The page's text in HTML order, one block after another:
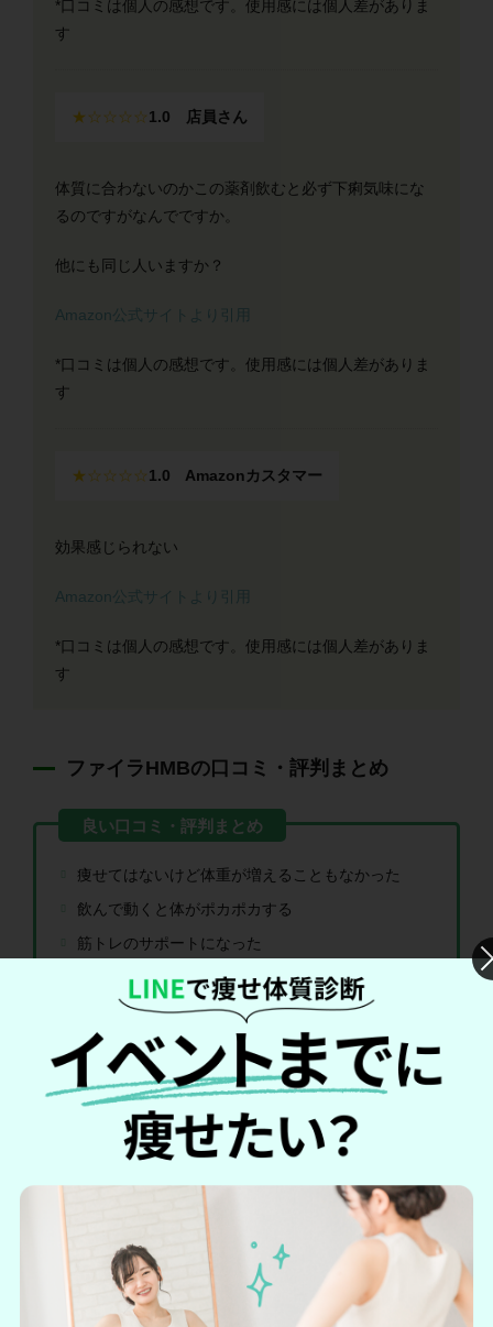
*口コミは個人の感想です。使用感には個人差がありま
す
★☆☆☆☆1.0 店員さん
体質に合わないのかこの薬剤飲むと必ず下痢気味にな
るのですがなんでですか。
他にも同じ人いますか？
Amazon公式サイトより引用
*口コミは個人の感想です。使用感には個人差がありま
す
★☆☆☆☆1.0 Amazonカスタマー
効果感じられない
Amazon公式サイトより引用
*口コミは個人の感想です。使用感には個人差がありま
す
ファイラHMBの口コミ・評判まとめ
痩せてはないけど体重が増えることもなかった
飲んで動くと体がポカポカする
筋トレのサポートになった
効果が感じられない
下痢気味になる
という声がありました。また、サプリの効果
とは断言できないものの、
飲みながら筋トレすることで減量
しながらビルドアップできたとの声も見られました。
一方、悪い口コミには「痩せない」「効果が感じられない」